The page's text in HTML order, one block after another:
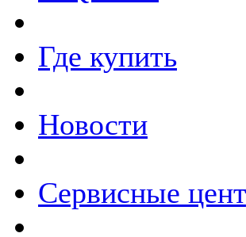
Где купить
Новости
Сервисные